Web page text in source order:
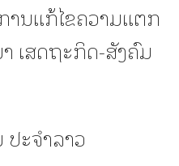
ານແກ້ໄຂຄວາມແຕກ
ເສດຖະກິດ-ສັງຄົມ
ະຈຳລາວ